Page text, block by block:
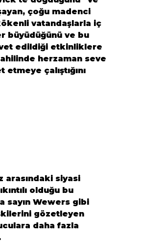
çoğu madenci
vatandaşlarla iç
büyüdüğünü ve bu
edildiği etkinliklere
herzaman seve
çalıştığını
arasındaki siyasi
olduğu bu
sayın Wewers gibi
gözetleyen
daha fazla